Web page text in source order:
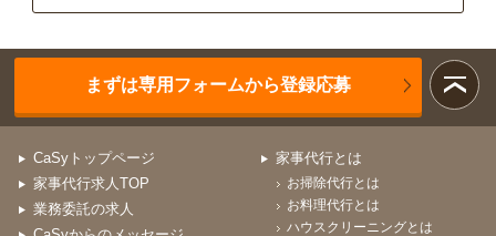
まずは専用フォームから登録応募
CaSyトップページ
家事代行求人TOP
業務委託の求人
家事代行とは
お掃除代行とは
お料理代行とは
ハウスクリーニングとは